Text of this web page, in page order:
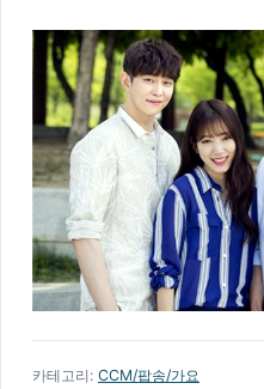
카테고리: CCM/팝송/가요